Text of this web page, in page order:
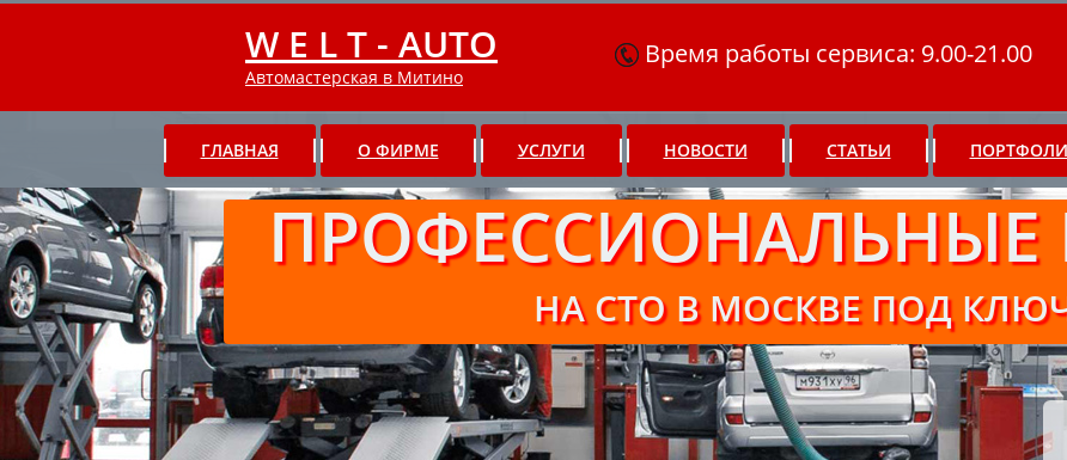
W E L T - AUTO
Автомастерская в Митино
Время работы сервиса: 9.00-21.00
ГЛАВНАЯ О ФИРМЕ УСЛУГИ НОВОСТИ СТАТЬИ
ПРОФЕССИОНАЛЬНЫЕ
НА СТО В МОСКВЕ ПОД